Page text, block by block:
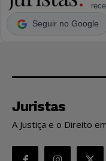
Seguir no Google
Juristas
A Justiça e o Direito